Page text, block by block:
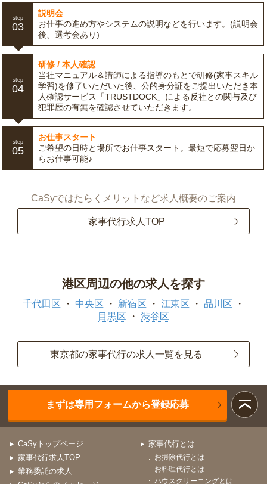
step
03
説明会
お仕事の進め方やシステムの説明などを行います。(説明会
後、選考会あり)
step
04
研修 / 本人確認
当社マニュアル＆講師による指導のもとで研修(家事スキル
学習)を修了いただいた後、公的身分証をご提出いただき本
人確認サービス「TRUSTDOCK」による反社との関与及び
犯罪歴の有無を確認させていただきます。
step
05
お仕事スタート
ご希望の日時と場所でお仕事スタート。最短で応募翌日か
らお仕事可能♪
CaSyではたらくメリットなど求人概要のご案内
家事代行求人TOP
港区周辺の他の求人を探す
千代田区 中央区 新宿区 江東区
品川区
目黒区
渋谷区
東京都の家事代行の求人一覧を見る
まずは専用フォームから登録応募
CaSyトップページ
家事代行求人TOP
業務委託の求人
家事代行とは
お掃除代行とは
お料理代行とは
ハウスクリーニングとは